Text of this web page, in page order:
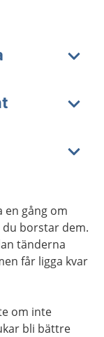
en gång om
borstar dem.
tänderna
får ligga kvar
om inte
bli bättre